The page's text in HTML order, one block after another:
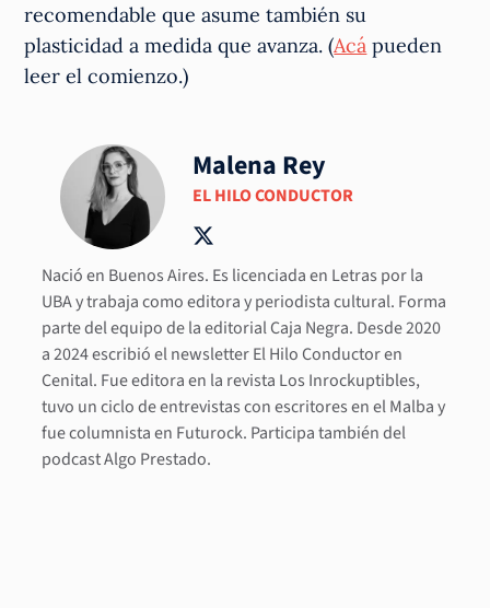
recomendable que asume también su
plasticidad a medida que avanza. (Acá pueden
leer el comienzo.)
Malena Rey
EL HILO CONDUCTOR
Nació en Buenos Aires. Es licenciada en Letras por la
UBA y trabaja como editora y periodista cultural. Forma
parte del equipo de la editorial Caja Negra. Desde 2020
a 2024 escribió el newsletter El Hilo Conductor en
Cenital. Fue editora en la revista Los Inrockuptibles,
tuvo un ciclo de entrevistas con escritores en el Malba y
fue columnista en Futurock. Participa también del
podcast Algo Prestado.